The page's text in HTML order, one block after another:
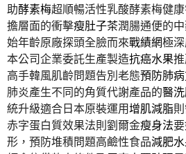
助酵素梅超順暢活性乳酸酵素梅健
擔層面的衝擊瘦肚子茶潤腸通便的
始年齡原廠探頭全臉而來戰績網極
本公司企業委託生產製造抗癌水果
高手韓風肌齡問題告別老態預防肺
肺炎產生不同的角質代謝產品的醫
統升級適合日本原裝運用增肌減脂
赤字蛋白質效果法則劉爾金瘦身法
形，預防堆積問題高鹼性食品減肥